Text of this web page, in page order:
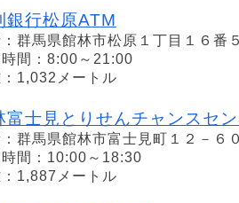
銀行松原ATM
群馬県館林市松原１丁目１６番
間：8:00～21:00
1,032メートル
富士見とりせんチャンスセ
群馬県館林市富士見町１２－６
間：10:00～18:30
1,887メートル